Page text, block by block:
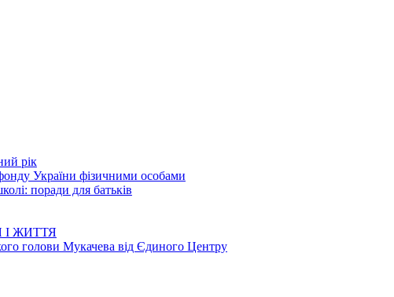
рік
України фізичними особами
поради для батьків
І ЖИТТЯ
голови Мукачева від Єдиного Центру